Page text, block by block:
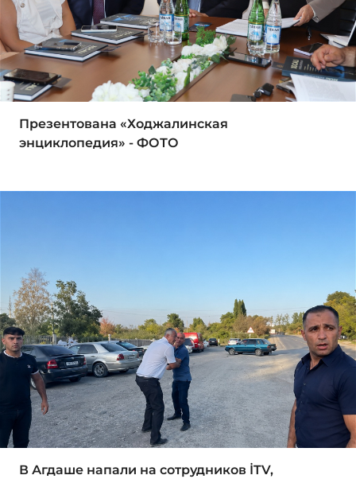
Презентована «Ходжалинская
энциклопедия» - ФОТО
В Агдаше напали на сотрудников İTV,